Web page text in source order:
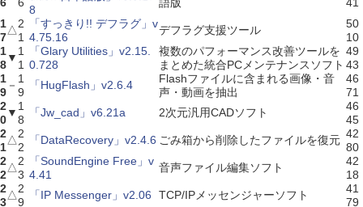
8
1
7
△2
1
「すっきり!! デフラグ」v
4.75.16
デフラグ支援ツール
50
10
1
8
▼ 1
1
「Glary Utilities」v2.15.
0.728
複数のパフォーマンス改善ツールを
まとめた統合PCメンテナンスソフト
49
43
1
9
－ 1
9
「HugFlash」v2.6.4
Flashファイルに含まれる画像・音
声・動画を抽出
46
71
2
0
▼ 1
8
「Jw_cad」v6.21a 2次元汎用CADソフト
46
45
2
1
△2
2
「DataRecovery」v2.4.6 ごみ箱から削除したファイルを復元 42
80
2
2
△2
3
「SoundEngine Free」v
4.41
音声ファイル編集ソフト
42
18
2
3
△2
9
「IP Messenger」v2.06 TCP/IPメッセンジャーソフト
41
79